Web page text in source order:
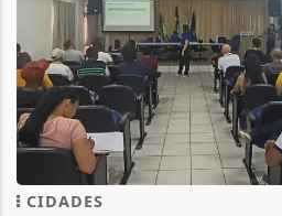
CIDADES